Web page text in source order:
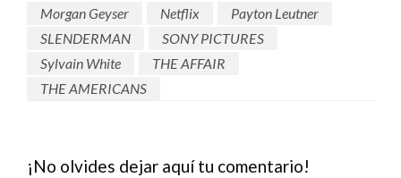
Morgan Geyser
Netflix
Payton Leutner
SLENDERMAN
SONY PICTURES
Sylvain White
THE AFFAIR
THE AMERICANS
¡No olvides dejar aquí tu comentario!